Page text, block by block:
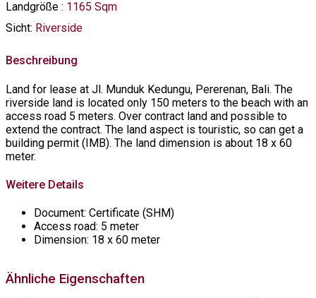
Landgröße : 1165 Sqm
Sicht: Riverside
Beschreibung
Land for lease at Jl. Munduk Kedungu, Pererenan, Bali. The
riverside land is located only 150 meters to the beach with an
access road 5 meters. Over contract land and possible to
extend the contract. The land aspect is touristic, so can get a
building permit (IMB). The land dimension is about 18 x 60
meter.
Weitere Details
Document: Certificate (SHM)
Access road: 5 meter
Dimension: 18 x 60 meter
Ähnliche Eigenschaften